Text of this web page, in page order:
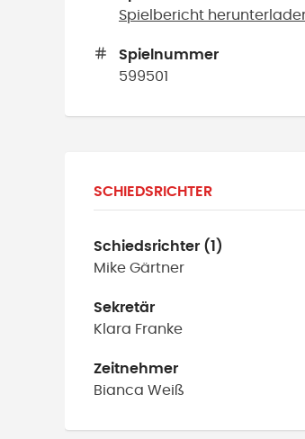
Spielbericht
Spielnummer
599501
SCHIEDSRICHTER
Schiedsrichter (1)
Mike Gärtner
Sekretär
Klara Franke
Zeitnehmer
Bianca Weiß